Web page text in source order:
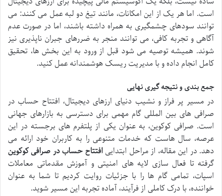
است. اما هر یک از این امکانات، مانند تیغ دو لبه عمل می کنند: می
توانند سودهای چشمگیری به همراه داشته باشند، اما در صورت عدم
آگاهی و تجربه کافی، می توانند منجر به ضررهای جبران ناپذیری نیز
شوند. همیشه توصیه می شود قبل از ورود به این بخش ها، تحقیق
کامل انجام داده و با مدیریت ریسک هوشمندانه عمل کنید.
جمع بندی و نتیجه گیری نهایی
در مسیر پر فراز و نشیب دنیای ارزهای دیجیتال، افتتاح حساب در
صرافی های بین المللی گام مهمی برای دسترسی به بازارهای جهانی
است. صرافی کوکوین، به عنوان یکی از پلتفرم های برجسته در این
عرصه، سال هاست که خدمات متنوعی را به کاربران خود ارائه می
دهد. در این مقاله، از مراحل ابتداییافتتاح حساب در صرافی کوکوین
گرفته تا فعال سازی لایه های امنیتی و آموزش مقدماتی معاملات
اسپات، تمامی گام ها را با جزئیات روایت کردیم تا شما به عنوان
خواننده، با درک کاملی از فرآیند، آماده تجربه این مسیر شوید.